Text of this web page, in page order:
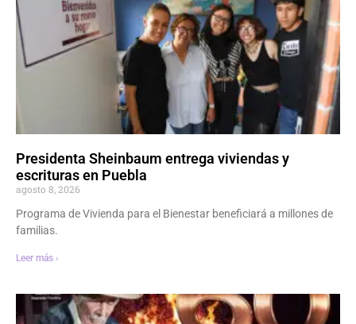
Presidenta Sheinbaum entrega viviendas y
escrituras en Puebla
agosto 8, 2026
Programa de Vivienda para el Bienestar beneficiará a millones de
familias.
Leer más ›